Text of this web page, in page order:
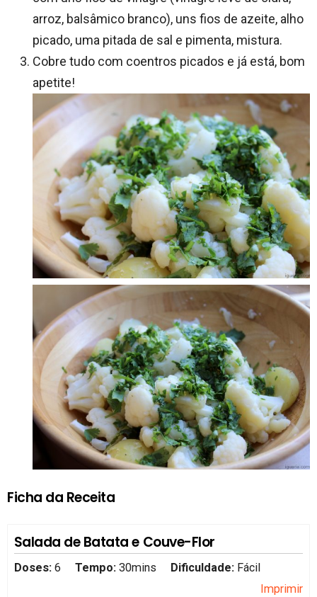
arroz, balsâmico branco), uns fios de azeite, alho
picado, uma pitada de sal e pimenta, mistura.
Cobre tudo com coentros picados e já está, bom
apetite!
Ficha da Receita
Salada de Batata e Couve-Flor
Doses: 6 Tempo: 30mins Dificuldade: Fácil
Imprimir